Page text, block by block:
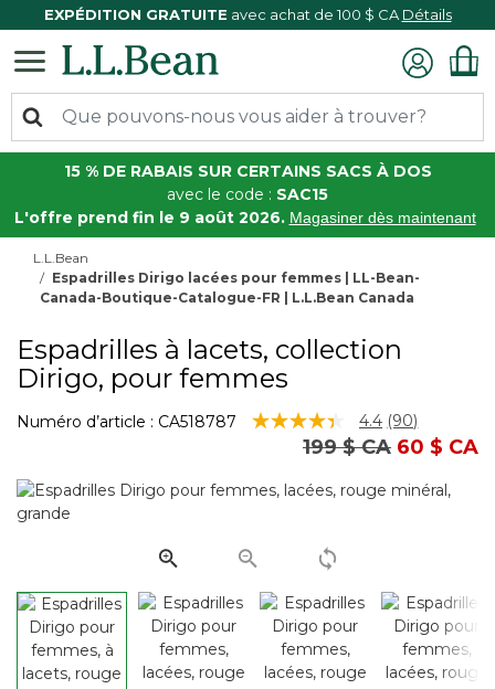
EXPÉDITION GRATUITE avec achat de 100 $ CA Détails
15 % DE RABAIS SUR CERTAINS SACS À DOS
avec le code : SAC15
L'offre prend fin le 9 août 2026. Magasiner dès maintenant
L.L.Bean
Espadrilles Dirigo lacées pour femmes | LL-Bean-
Canada-Boutique-Catalogue-FR | L.L.Bean Canada
Espadrilles à lacets, collection
Dirigo, pour femmes
Numéro d’article : CA518787 4,6 sur 5 Évaluation des clients
4.4 Lire
les
Lien
(90)
Prix réduit de
199 $ CAà60 $ CA